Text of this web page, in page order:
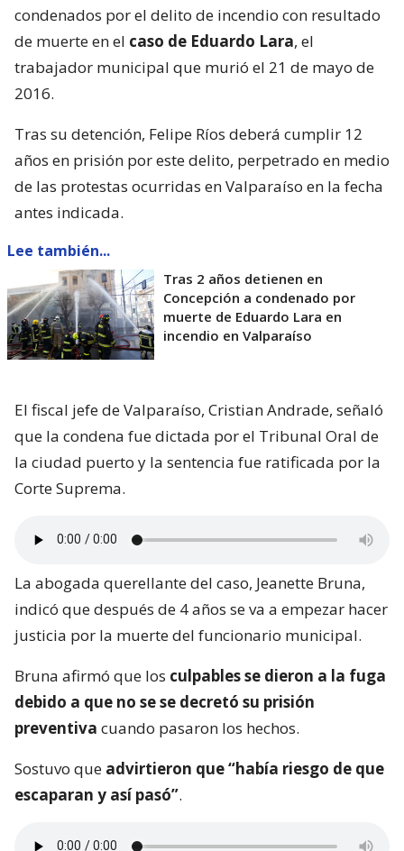
condenados por el delito de incendio con resultado
de muerte en el caso de Eduardo Lara, el
trabajador municipal que murió el 21 de mayo de
2016.
Tras su detención, Felipe Ríos deberá cumplir 12
años en prisión por este delito, perpetrado en medio
de las protestas ocurridas en Valparaíso en la fecha
antes indicada.
Lee también...
Tras 2 años detienen en
Concepción a condenado por
muerte de Eduardo Lara en
incendio en Valparaíso
El fiscal jefe de Valparaíso, Cristian Andrade, señaló
que la condena fue dictada por el Tribunal Oral de
la ciudad puerto y la sentencia fue ratificada por la
Corte Suprema.
La abogada querellante del caso, Jeanette Bruna,
indicó que después de 4 años se va a empezar hacer
justicia por la muerte del funcionario municipal.
Bruna afirmó que los culpables se dieron a la fuga
debido a que no se se decretó su prisión
preventiva cuando pasaron los hechos.
Sostuvo que advirtieron que “había riesgo de que
escaparan y así pasó”.